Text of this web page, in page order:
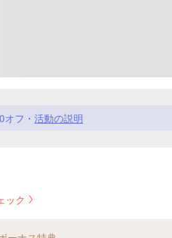
フ・ 活動の説明
ック